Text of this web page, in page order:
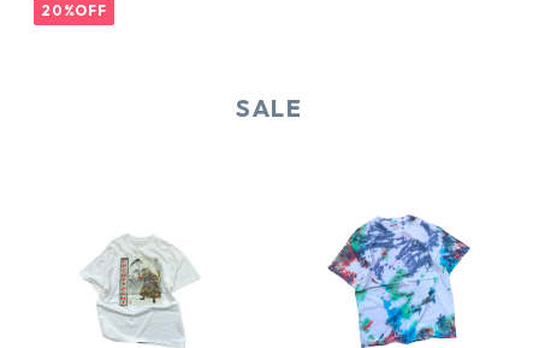
20%OFF
SALE